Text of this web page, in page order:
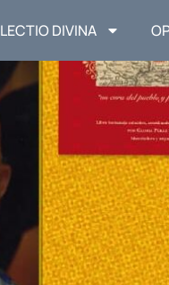
LECTIO DIVINA